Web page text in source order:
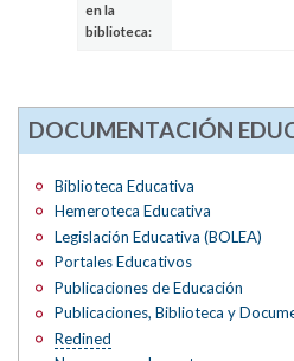
en la
biblioteca:
DOCUMENTACIÓN
Biblioteca Educativa
Hemeroteca Educativa
Legislación Educativa (BOLEA)
Portales Educativos
Publicaciones de Educación
Publicaciones, Biblioteca y
Redined